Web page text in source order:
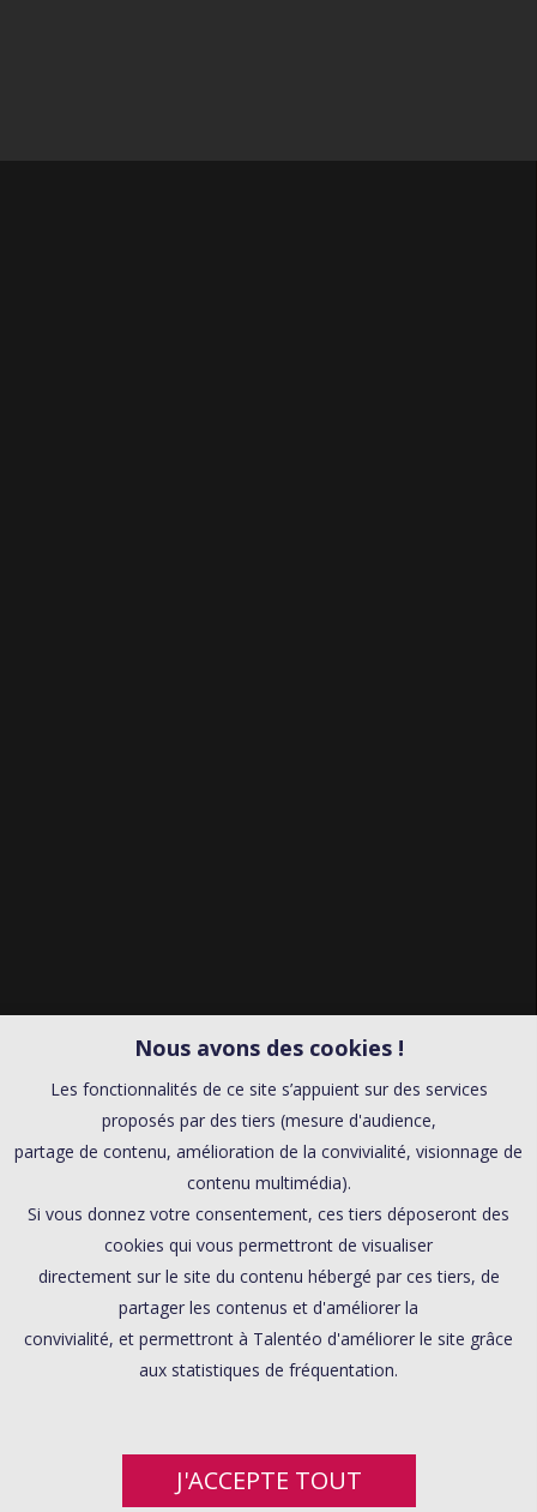
Nous avons des cookies !
Les fonctionnalités de ce site s’appuient sur des services
proposés par des tiers (mesure d'audience,
partage de contenu, amélioration de la convivialité, visionnage de
contenu multimédia).
Si vous donnez votre consentement, ces tiers déposeront des
cookies qui vous permettront de visualiser
directement sur le site du contenu hébergé par ces tiers, de
partager les contenus et d'améliorer la
convivialité, et permettront à Talentéo d'améliorer le site grâce
aux statistiques de fréquentation.
J'ACCEPTE TOUT